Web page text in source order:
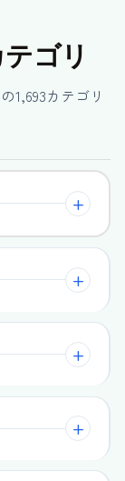
ゴリ
1,693カテゴリ
+
+
+
+